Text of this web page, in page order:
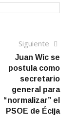
Siguiente
Juan Wic se
postula como
secretario
general para
“normalizar” el
PSOE de Écija